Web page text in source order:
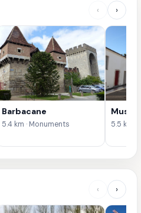
‹ ›
Barbacane
5.4 km · Monuments
Musée
5.5 km ·
‹ ›